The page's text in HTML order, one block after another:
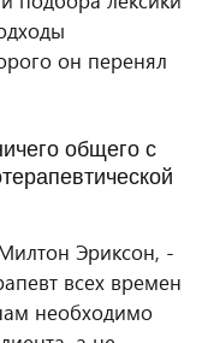
он перенял
общего с
Эриксон, -
всех времен
необходимо